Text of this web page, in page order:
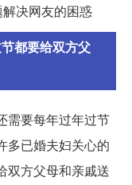
解决网友的困惑
都要给双方父
需要每年过年过节
多已婚夫妇关心的
双方父母和亲戚送